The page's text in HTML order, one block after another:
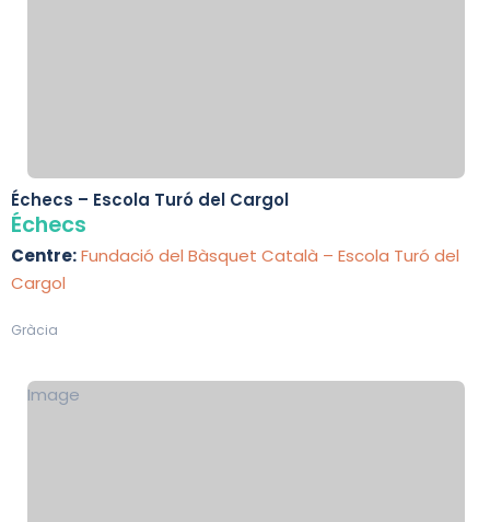
Échecs – Escola Turó del Cargol
Échecs
Centre:Fundació del Bàsquet Català – Escola Turó del
Cargol
Gràcia
Image